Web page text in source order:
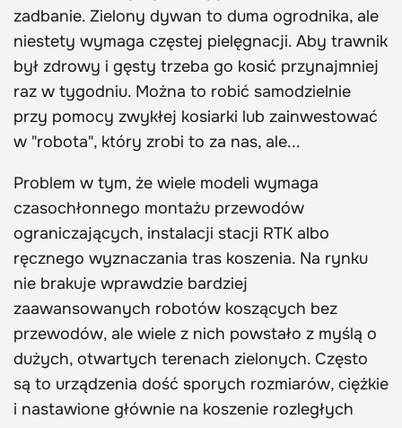
zadbanie. Zielony dywan to duma ogrodnika, ale
niestety wymaga częstej pielęgnacji. Aby trawnik
był zdrowy i gęsty trzeba go kosić przynajmniej
raz w tygodniu. Można to robić samodzielnie
przy pomocy zwykłej kosiarki lub zainwestować
w "robota", który zrobi to za nas, ale...
Problem w tym, że wiele modeli wymaga
czasochłonnego montażu przewodów
ograniczających, instalacji stacji RTK albo
ręcznego wyznaczania tras koszenia. Na rynku
nie brakuje wprawdzie bardziej
zaawansowanych robotów koszących bez
przewodów, ale wiele z nich powstało z myślą o
dużych, otwartych terenach zielonych. Często
są to urządzenia dość sporych rozmiarów, ciężkie
i nastawione głównie na koszenie rozległych